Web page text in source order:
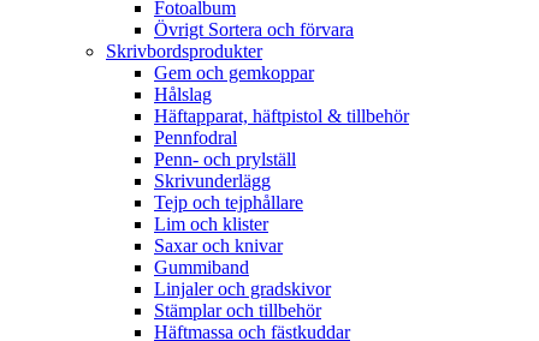
Fotoalbum
Övrigt Sortera och förvara
Skrivbordsprodukter
Gem och gemkoppar
Hålslag
Häftapparat, häftpistol & tillbehör
Pennfodral
Penn- och prylställ
Skrivunderlägg
Tejp och tejphållare
Lim och klister
Saxar och knivar
Gummiband
Linjaler och gradskivor
Stämplar och tillbehör
Häftmassa och fästkuddar